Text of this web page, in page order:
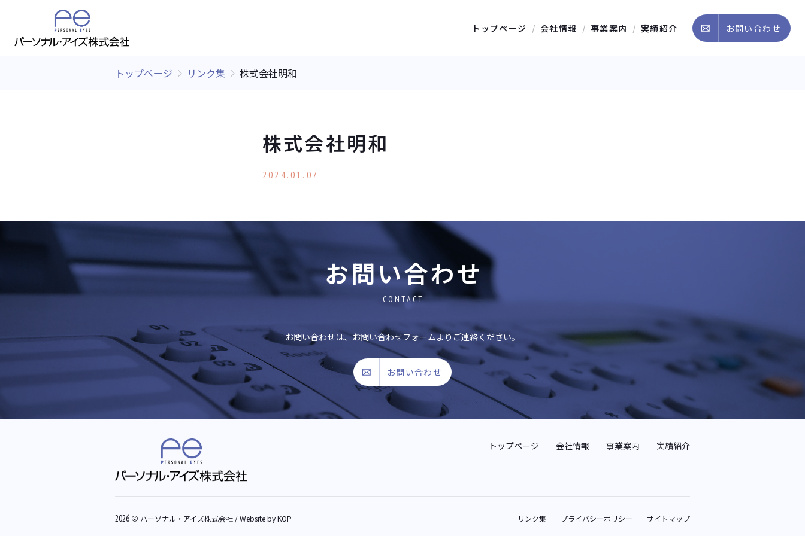
トップページ 会社情報 事業案内 実績紹介 お問い合わせ
トップページ リンク集 株式会社明和
株式会社明和
2024.01.07
お問い合わせ
CONTACT
お問い合わせは、お問い合わせフォームよりご連絡ください。
お問い合わせ
トップページ 会社情報 事業案内 実績紹介
2026 パーソナル・アイズ株式会社 / Website byKOP リンク集 プライバシーポリシー サイトマップ